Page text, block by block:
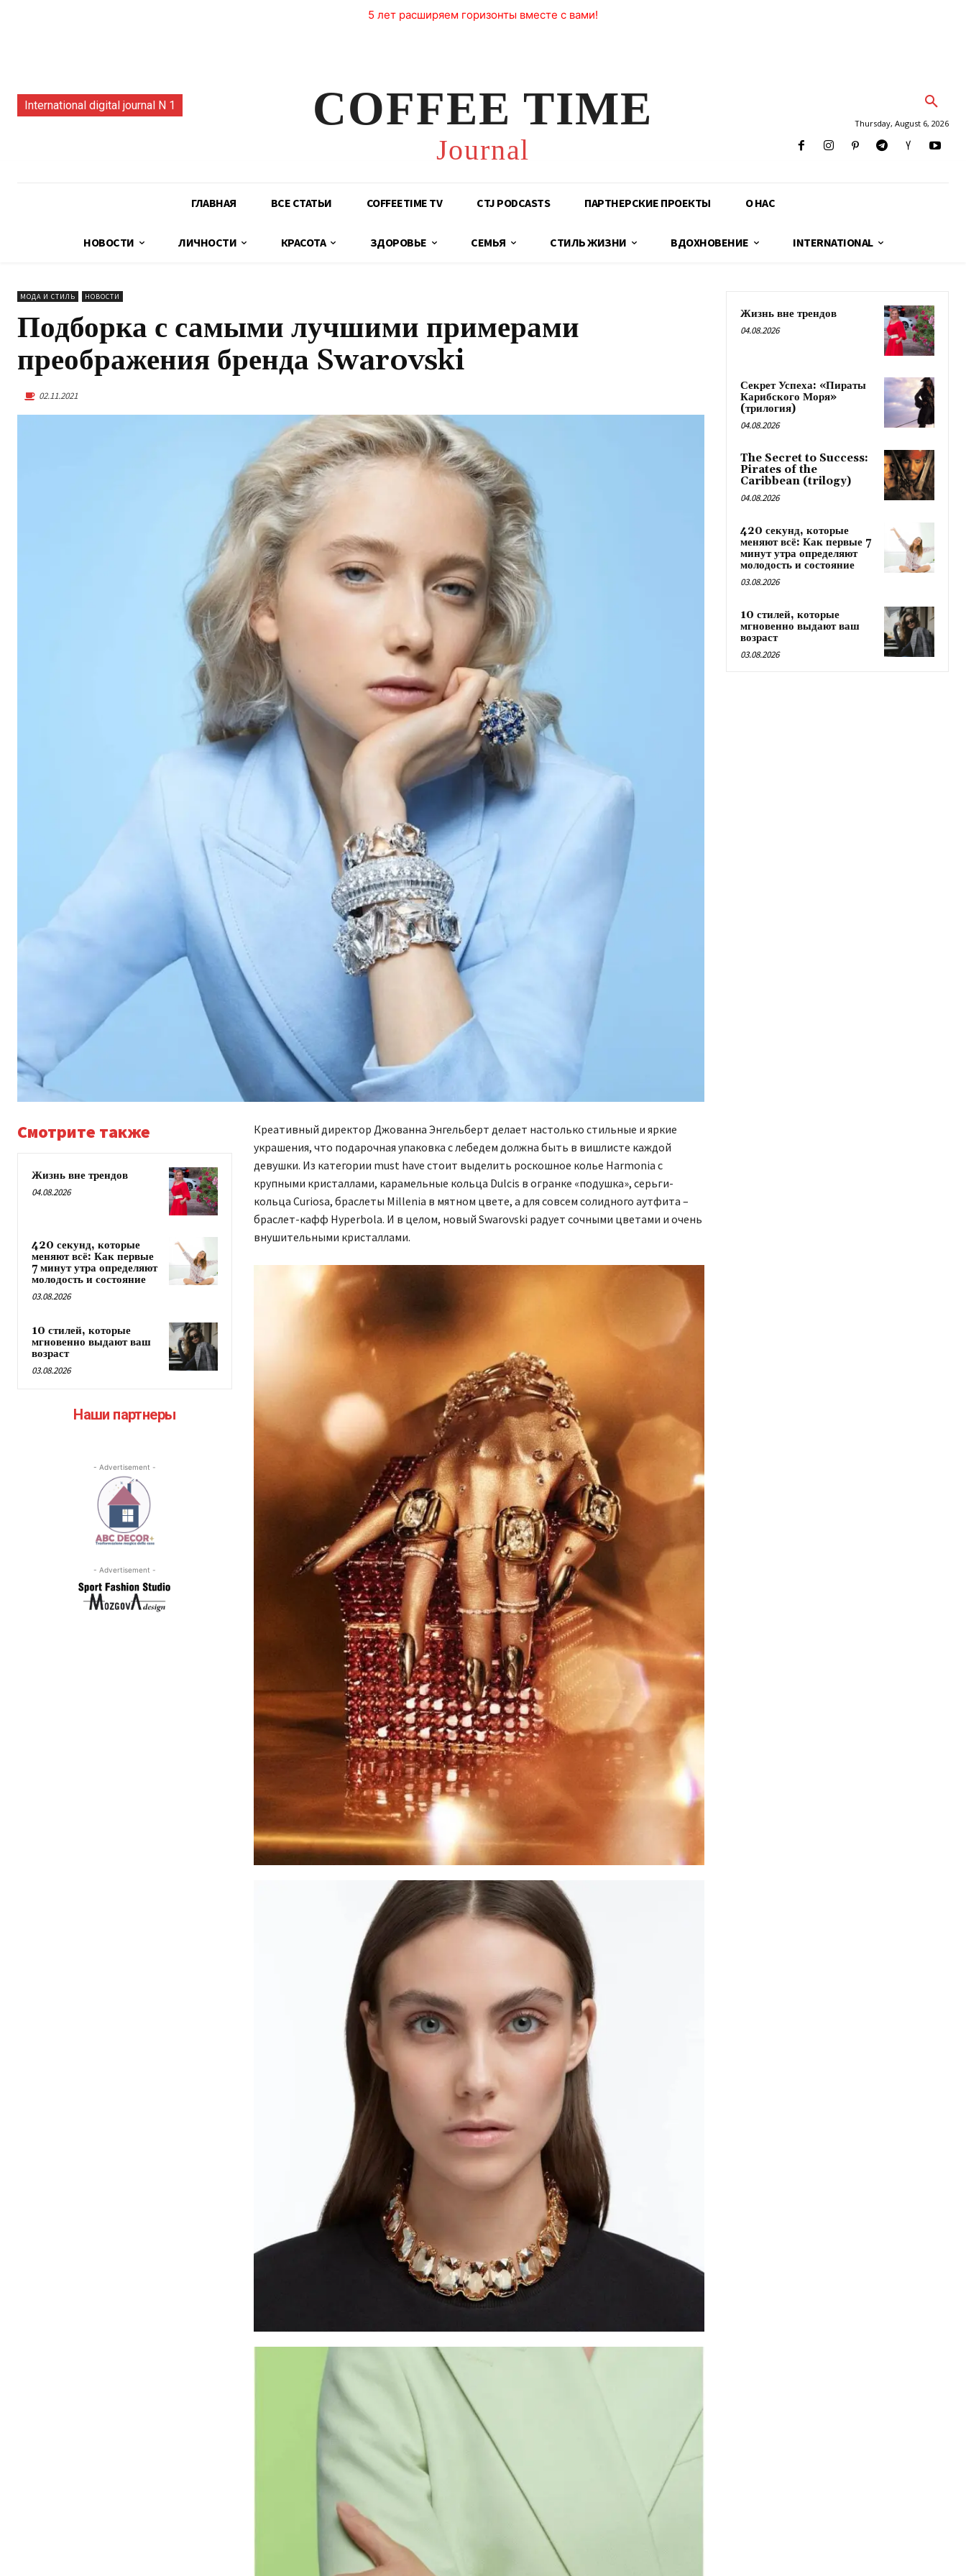
5 лет расширяем горизонты вместе с вами!
International digital journal N 1 COFFEE TIME
Journal
Thursday, August 6, 2026
ГЛАВНАЯ ВСЕ СТАТЬИ COFFEETIME TV CTJ PODCASTS ПАРТНЕРСКИЕ ПРОЕКТЫ О НАС
НОВОСТИ ЛИЧНОСТИ КРАСОТА ЗДОРОВЬЕ СЕМЬЯ СТИЛЬ ЖИЗНИ ВДОХНОВЕНИЕ INTERNATIONAL
МОДА И СТИЛЬ НОВОСТИ
Подборка с самыми лучшими примерами
преображения бренда Swarovski
02.11.2021
Смотрите также
Жизнь вне трендов
04.08.2026
420 секунд, которые
меняют всё: Как первые
7 минут утра определяют
молодость и состояние
03.08.2026
10 стилей, которые
мгновенно выдают ваш
возраст
03.08.2026
Наши партнеры
- Advertisement -
- Advertisement -
Креативный директор Джованна Энгельберт делает настолько стильные и яркие
украшения, что подарочная упаковка с лебедем должна быть в вишлисте каждой
девушки. Из категории must have стоит выделить роскошное колье Harmonia с
крупными кристаллами, карамельные кольца Dulcis в огранке «подушка», серьги-
кольца Curiosa, браслеты Millenia в мятном цвете, а для совсем солидного аутфита –
браслет-кафф Hyperbola. И в целом, новый Swarovski радует сочными цветами и очень
внушительными кристаллами.
Жизнь вне трендов
04.08.2026
Секрет Успеха: «Пираты
Карибского Моря»
(трилогия)
04.08.2026
The Secret to Success:
Pirates of the
Caribbean (trilogy)
04.08.2026
420 секунд, которые
меняют всё: Как первые 7
минут утра определяют
молодость и состояние
03.08.2026
10 стилей, которые
мгновенно выдают ваш
возраст
03.08.2026